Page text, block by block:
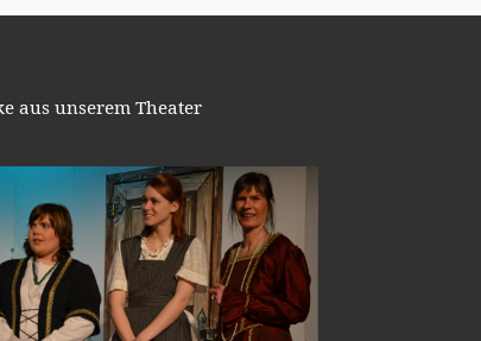
aus unserem Theater